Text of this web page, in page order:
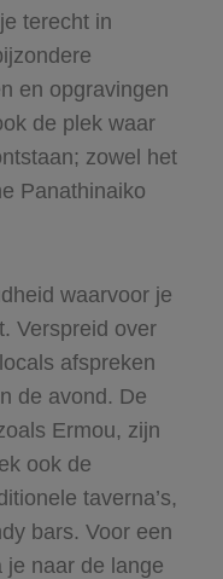
terecht in
en opgravingen
de plek waar
zowel het
Panathinaiko
waarvoor je
Verspreid over
afspreken
de avond. De
Ermou, zijn
ook de
taverna’s,
bars. Voor een
je naar de lange